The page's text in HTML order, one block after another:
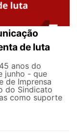
de luta
anos do
junho - que
de Imprensa
do Sindicato
como suporte